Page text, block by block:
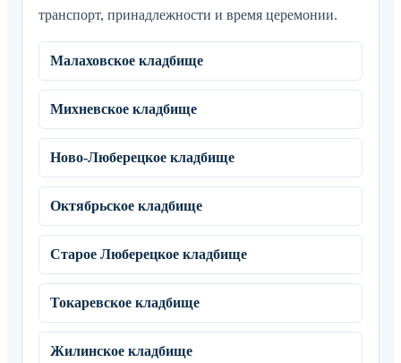
транспорт, принадлежности и время церемонии.
Малаховское кладбище
Михневское кладбище
Ново-Люберецкое кладбище
Октябрьское кладбище
Старое Люберецкое кладбище
Токаревское кладбище
Жилинское кладбище